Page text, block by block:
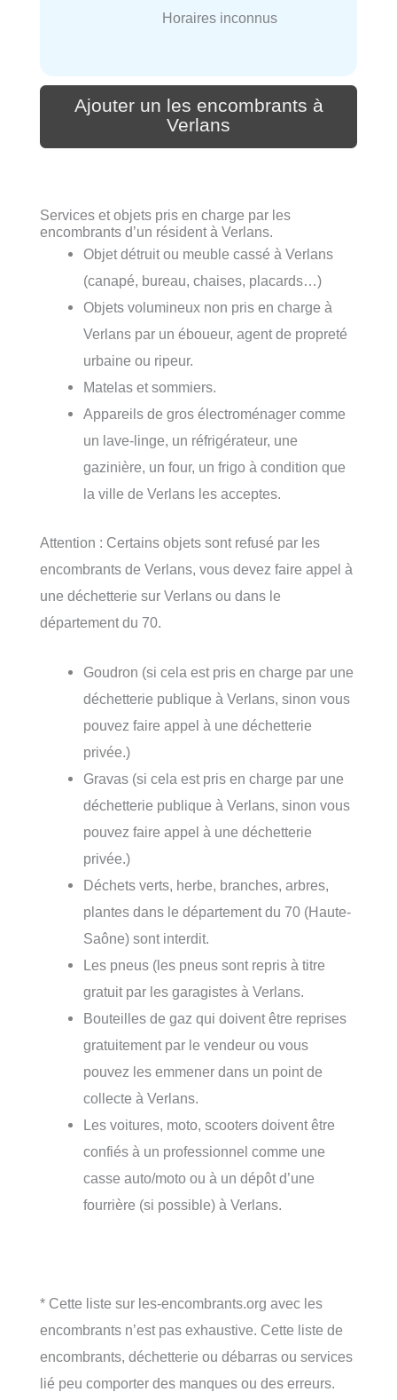
Horaires inconnus
Ajouter un les encombrants à
Verlans
Services et objets pris en charge par les
encombrants d’un résident à Verlans.
Objet détruit ou meuble cassé à Verlans
(canapé, bureau, chaises, placards…)
Objets volumineux non pris en charge à
Verlans par un éboueur, agent de propreté
urbaine ou ripeur.
Matelas et sommiers.
Appareils de gros électroménager comme
un lave-linge, un réfrigérateur, une
gazinière, un four, un frigo à condition que
la ville de Verlans les acceptes.
Attention : Certains objets sont refusé par les
encombrants de Verlans, vous devez faire appel à
une déchetterie sur Verlans ou dans le
département du 70.
Goudron (si cela est pris en charge par une
déchetterie publique à Verlans, sinon vous
pouvez faire appel à une déchetterie
privée.)
Gravas (si cela est pris en charge par une
déchetterie publique à Verlans, sinon vous
pouvez faire appel à une déchetterie
privée.)
Déchets verts, herbe, branches, arbres,
plantes dans le département du 70 (Haute-
Saône) sont interdit.
Les pneus (les pneus sont repris à titre
gratuit par les garagistes à Verlans.
Bouteilles de gaz qui doivent être reprises
gratuitement par le vendeur ou vous
pouvez les emmener dans un point de
collecte à Verlans.
Les voitures, moto, scooters doivent être
confiés à un professionnel comme une
casse auto/moto ou à un dépôt d’une
fourrière (si possible) à Verlans.
* Cette liste sur les-encombrants.org avec les
encombrants n’est pas exhaustive. Cette liste de
encombrants, déchetterie ou débarras ou services
lié peu comporter des manques ou des erreurs.